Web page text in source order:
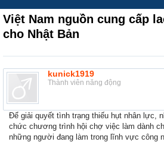
Việt Nam nguồn cung cấp
cho Nhật Bản
kunick1919
Thành viên năng động
Để giải quyết tình trạng thiếu hụt nhân lực,
chức chương trình hội chợ việc làm dành
những người đang làm trong lĩnh vực công